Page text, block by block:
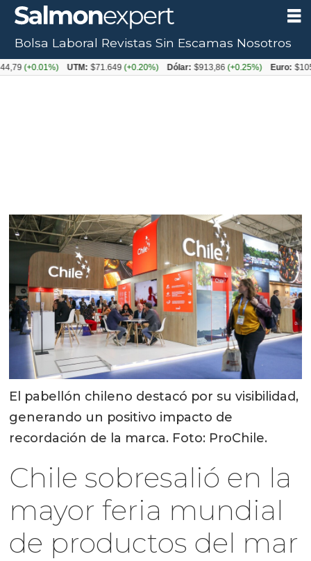
El pabellón chileno destacó por su visibilidad,
generando un positivo impacto de
recordación de la marca. Foto: ProChile.
Chile sobresalió en la
mayor feria mundial
de productos del mar
Bolsa Laboral Revistas Sin Escamas Nosotros
UTM: $71.649 (+0.20%) Dólar: $913,86 (+0.25%) Euro: $1053,08(-